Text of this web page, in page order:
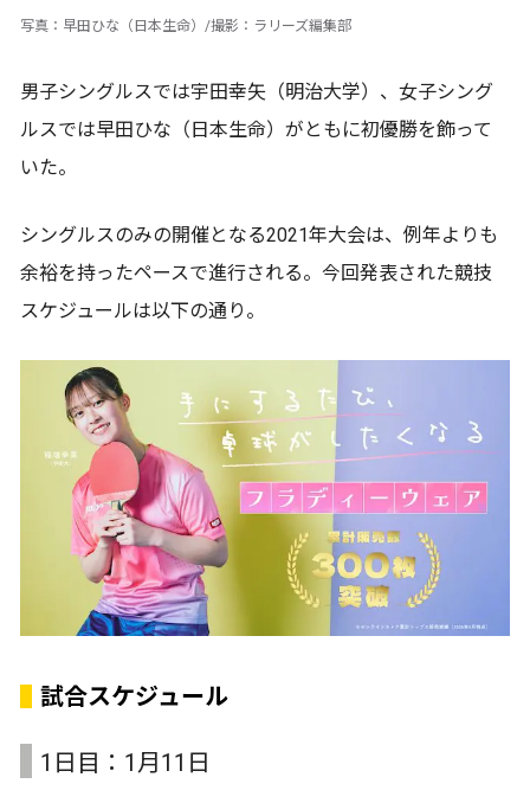
写真：早田ひな（日本生命）/撮影：ラリーズ編集部
男子シングルスでは宇田幸矢（明治大学）、女子シング
ルスでは早田ひな（日本生命）がともに初優勝を飾って
いた。
シングルスのみの開催となる2021年大会は、例年よりも
余裕を持ったペースで進行される。今回発表された競技
スケジュールは以下の通り。
試合スケジュール
1日目：1月11日